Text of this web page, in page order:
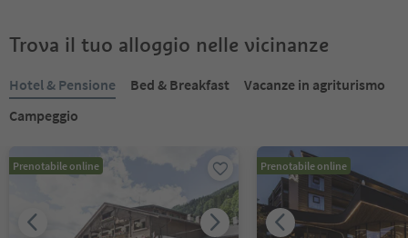
Trova il tuo alloggio nelle vicinanze
Hotel & Pensione Bed & Breakfast
Vacanze in agriturismo
Campeggio
Prenotabile online Prenotabile online